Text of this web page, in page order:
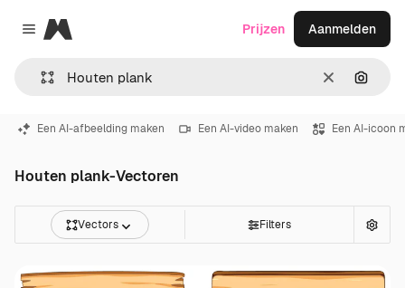
Close menu
Magnific
Wissen
Prijzen Aanmelden
Een AI-afbeelding maken Een AI-video maken Een AI-icoon
Houten plank-Vectoren
Vectors Filters